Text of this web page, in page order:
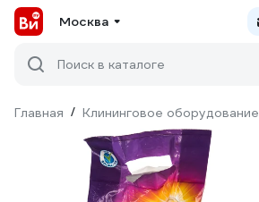
Москва
Поиск в каталоге
Главная / Клининговое оборудование